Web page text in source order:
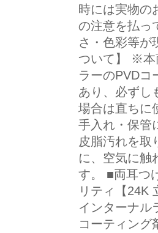
時には実物の
の注意を払っ
さ・色彩等が
ついて】 ※本
ラーのPVDコ
あり、必ずし
場合は直ちに
手入れ・保管
皮脂汚れを取
に、空気に触
す。 ■両耳つ
リティ【24K
インターナル
コーティング